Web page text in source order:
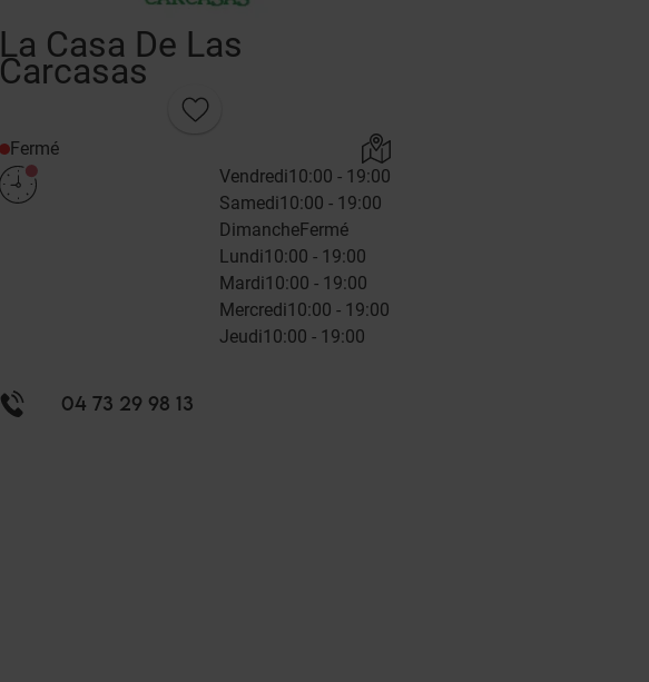
La Casa De Las
Carcasas
Fermé
Vendredi10:00 - 19:00
Samedi10:00 - 19:00
DimancheFermé
Lundi10:00 - 19:00
Mardi10:00 - 19:00
Mercredi10:00 - 19:00
Jeudi10:00 - 19:00
04 73 29 98 13